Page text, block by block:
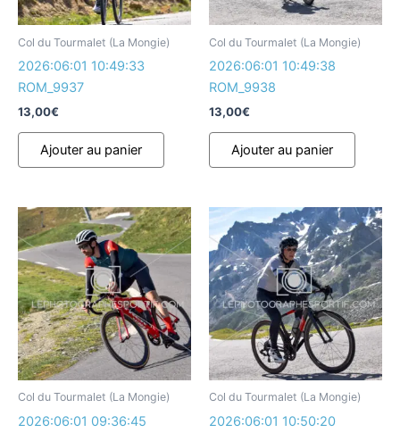
Col du Tourmalet (La Mongie)
2026:06:01 10:49:33
ROM_9937
13,00€
Ajouter au panier
Col du Tourmalet (La Mongie)
2026:06:01 10:49:38
ROM_9938
13,00€
Ajouter au panier
Col du Tourmalet (La Mongie)
2026:06:01 09:36:45
Col du Tourmalet (La Mongie)
2026:06:01 10:50:20